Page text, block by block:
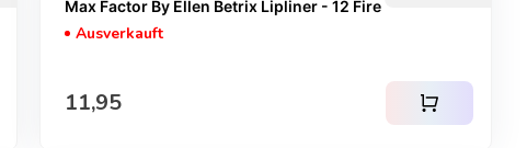
Max Factor By Ellen Betrix Lipliner - 12 Fire
Ausverkauft
Regulärer Preis
11,95 shopping_cart